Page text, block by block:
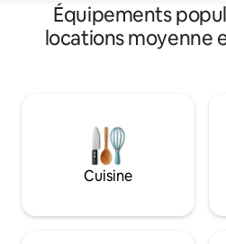
Équipements
locations moyenne
Cuisine